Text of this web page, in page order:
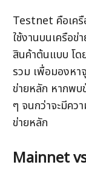
Testnet คือเครื
ใช้งานบนเครือข่
สินค้าต้นแบบ โด
รวม เพื่อมองห
ข่ายหลัก หากพบ
ๆ จนกว่าจะมีคว
ข่ายหลัก
Mainnet